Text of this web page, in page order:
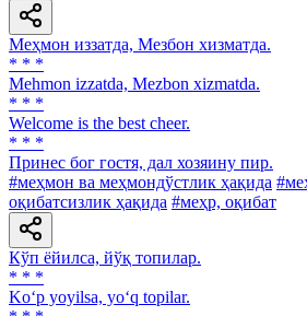
Меҳмон иззатда, Мезбон хизматда.
* * *
Mehmon izzatda, Mezbon xizmatda.
* * *
Welcome is the best cheer.
* * *
Принес бог гостя, дал хозяину пир.
#меҳмон ва меҳмондўстлик ҳақида
оқибатсизлик ҳақида #меҳр, оқибат
Кўп ёйилса, йўқ топилар.
* * *
Ko‘p yoyilsa, yo‘q topilar.